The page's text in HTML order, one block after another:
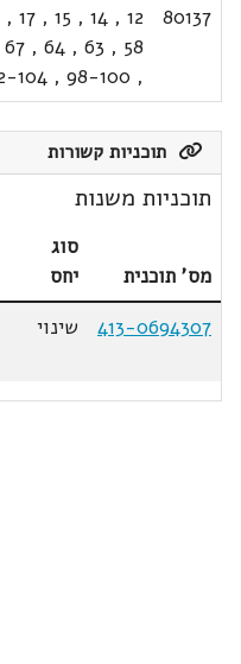
80137
12
,
14
,
15
,
17
,
58
,
63
,
64
,
67
,
98-100
,
104
תוכניות קשורות
תוכניות משנות
מס' תוכנית
סוג
יחס
413-0694307
שינוי